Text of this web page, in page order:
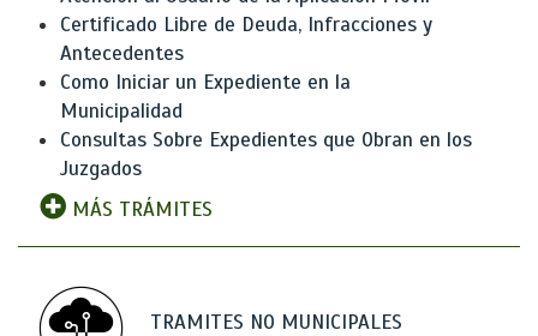
Certificado Libre de Deuda, Infracciones y
Antecedentes
Como Iniciar un Expediente en la
Municipalidad
Consultas Sobre Expedientes que Obran en los
Juzgados
MÁS TRÁMITES
TRAMITES NO MUNICIPALES